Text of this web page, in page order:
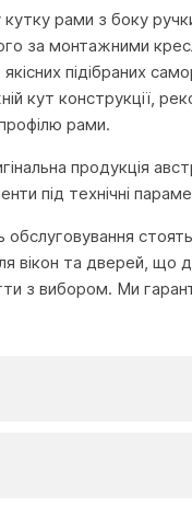
рами з боку
за монтажними
підібраних
кут конструкції,
рами.
продукція
під технічні
обслуговування
та дверей, що
з вибором. Ми